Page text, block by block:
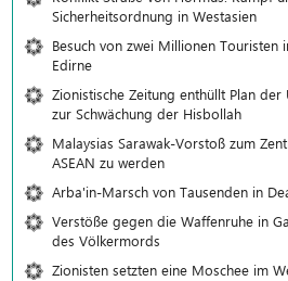
Sicherheitsordnung in Westasien
Besuch von zwei Millionen Touristen
Edirne
Zionistische Zeitung enthüllt Plan
zur Schwächung der Hisbollah
Malaysias Sarawak-Vorstoß zum
ASEAN zu werden
Arba'in-Marsch von Tausenden in
Verstöße gegen die Waffenruhe in
des Völkermords
Zionisten setzten eine Moschee im